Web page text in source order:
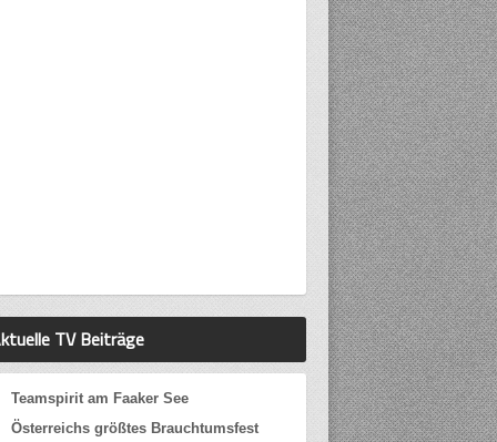
TV Beiträge
Teamspirit am Faaker See
Österreichs größtes Brauchtumsfest